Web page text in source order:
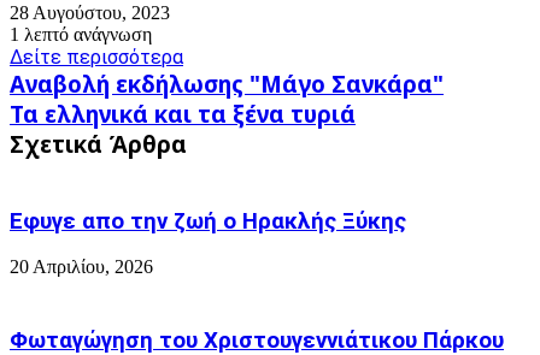
28 Αυγούστου, 2023
1 λεπτό ανάγνωση
Δείτε περισσότερα
Αναβολή
εκδήλωσης
"Μάγο
Σανκάρα"
Αναβολή εκδήλωσης "Μάγο Σανκάρα"
Τα
ελληνικά
και
τυριά
Τα ελληνικά και τα ξένα τυριά
Σχετικά Άρθρα
Εφυγε απο την ζωή o Ηρακλής Ξύκης
20 Απριλίου, 2026
Φωταγώγηση του Χριστουγεννιάτικου Πάρκου